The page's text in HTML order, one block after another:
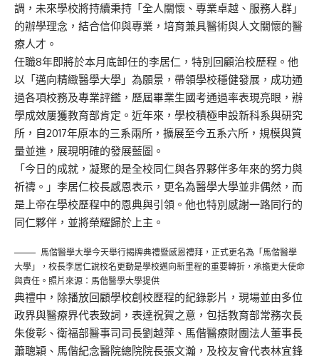
調，未來學校將持續秉持「全人關懷、專業卓越、服務人群」
的辦學理念，結合信仰與專業，培育兼具醫術與人文關懷的醫
療人才。
任職8年即將於本月底卸任的李居仁，特別回顧治校歷程。他
以「邁向精緻醫學大學」為願景，帶領學校穩健發展，成功通
過各項校務及專業評鑑，歷屆畢業生國考通過率表現亮眼，辦
學成效屢獲教育部肯定。近年來，學校積極申設新科系與研究
所，自2017年原本的三系兩所，擴展至今五系六所，規模與質
量並進，展現明確的發展藍圖。
「今日的成就，凝聚的是全校同仁與各界夥伴多年來的努力與
祈禱。」李居仁校長感恩表示，更名為醫學大學並非偶然，而
是上帝在學校歷程中的恩典與引領。他也特別感謝一路同行的
同仁夥伴，並將榮耀歸於上主。
馬偕醫學大學今天舉行揭牌典禮暨感恩禮拜，正式更名為「馬偕醫學
大學」，校長李居仁說校名更動是學校邁向新里程的重要轉折，承擔更大使命
與責任。照片來源：馬偕醫學大學提供
典禮中，除播放回顧學校創校歷程的紀錄影片，現場並由多位
政界與醫療界代表致詞，表達祝賀之意，包括教育部常務次長
朱俊彰、衛福部醫事司司長劉越萍、馬偕醫療財團法人董事長
蕭聰穎、馬偕紀念醫院總院院長張文瀚，及校友會代表林宜鋒